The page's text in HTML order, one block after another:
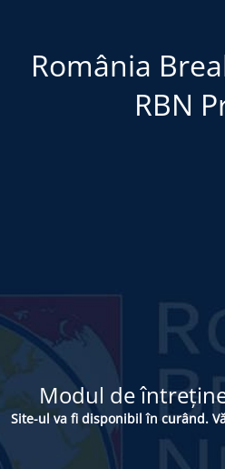
România
RBN
Modul de
Site-ul va fi disponibil în curând.